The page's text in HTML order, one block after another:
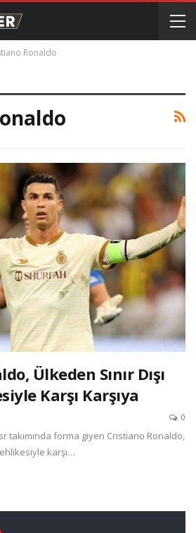
Ronaldo
Ülkeden Sınır Dışı
Karşı Karşıya
0
takımında forma giyen Cristiano Ronaldo,
karşı…